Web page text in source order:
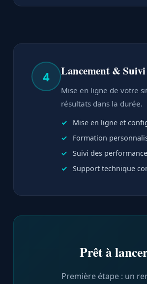
4 Lancement & Suivi
Mise en ligne de votre
résultats dans la durée.
Mise en ligne et
Formation
Suivi des
Support technique
Prêt à
Première étape : un